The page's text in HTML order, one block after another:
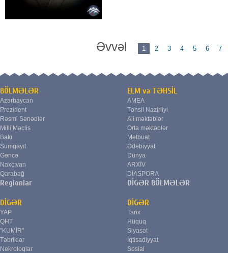
Əvvəl 1 2 3 4 5 6 7
BÖLMƏLƏR
Azərbaycan
Prezident
Rəsmi Sənədlər
Milli Məclis
Bakı
Sumqayıt
Gəncə
Naxçıvan
Qarabağ
Regionlar
ELM və TƏHSİL
AMEA
Təhsil Nazirliyi
Ali məktəblər
Orta məktəblər
Mətbuat
Ədəbiyyat
Dünya
ARXİV
DİASPORA
DİGƏR BÖLMƏLƏR
DİGƏR
YAP
QHT
"KUMİR"
Təbriklər
Nekroloqlar
DİGƏR
Tarix
Hüquq
Siyasət
İqtisadiyyat
Sosial